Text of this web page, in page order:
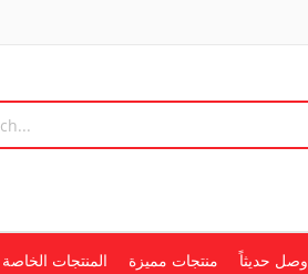
المنتجات الخاصة منتجات مميزة وصل حديثاً